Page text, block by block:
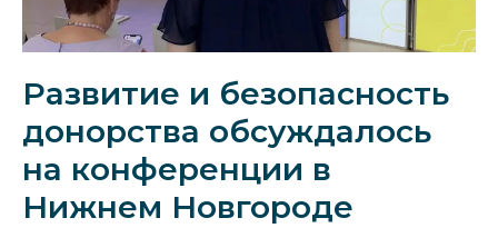
Развитие и безопасность
донорства обсуждалось
на конференции в
Нижнем Новгороде